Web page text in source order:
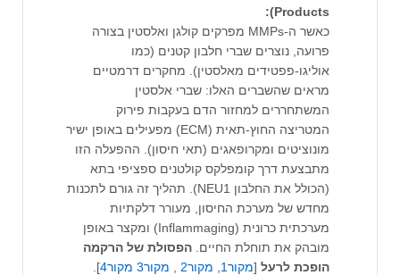
Products):
כאשר ה-MMPs מפרקים קולגן ואלסטין בצורה
פרועה, נוצרים שברי חלבון קטנים (כמו
אוליגו-פפטידים מאלסטין). מחקרים דרמטיים
מראים שהשברים האלו: שברי אלסטין
המשתחררים למחזור הדם בעקבות פירוק
המטריצה החוץ-תאית (ECM) מפעילים באופן ישיר
מונוציטים ומקרופאגים (תאי חיסון). ההפעלה הזו
מתבצעת דרך קומפלקס קולטנים ספציפי בתא
(הכולל את החלבון NEU1). תהליך זה גורם לתכנות
מחדש של מערכת החיסון, מעורר דלקתיות
מערכתית כרונית (Inflammaging) ומקצר באופן
מובהק את תוחלת החיים. הפסולת של הרקמה
הופכת לרעל[מקור1 מקור2 מקור3 מקור4 ].